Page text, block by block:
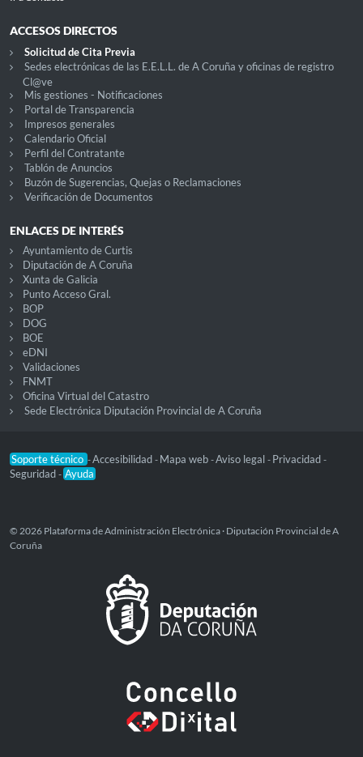
ACCESOS DIRECTOS
Solicitud de Cita Previa
Sedes electrónicas de las E.E.L.L. de A Coruña y oficinas de registro
Cl@ve
Mis gestiones - Notificaciones
Portal de Transparencia
Impresos generales
Calendario Oficial
Perfil del Contratante
Tablón de Anuncios
Buzón de Sugerencias, Quejas o Reclamaciones
Verificación de Documentos
ENLACES DE INTERÉS
Ayuntamiento de Curtis
Diputación de A Coruña
Xunta de Galicia
Punto Acceso Gral.
BOP
DOG
BOE
eDNI
Validaciones
FNMT
Oficina Virtual del Catastro
Sede Electrónica Diputación Provincial de A Coruña
Soporte técnico -Accesibilidad - Mapa web -Aviso legal - Privacidad -
Seguridad - Ayuda
© 2026 Plataforma de Administración Electrónica · Diputación Provincial de A
Coruña